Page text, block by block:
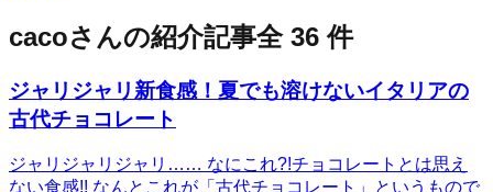
cacoさんの紹介記事全 36 件
ジャリジャリ新食感！夏でも溶けないイタリアの
古代チョコレート
ジャリジャリジャリ…… なにこれ?!チョコレートとは思え
ない食感!! なんとこれが「古代チョコレート」というもので